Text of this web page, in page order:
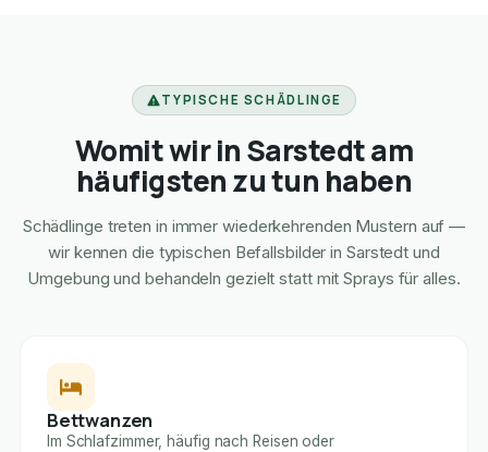
TYPISCHE SCHÄDLINGE
Womit wir in Sarstedt am
häufigsten zu tun haben
Schädlinge treten in immer wiederkehrenden Mustern auf —
wir kennen die typischen Befallsbilder in Sarstedt und
Umgebung und behandeln gezielt statt mit Sprays für alles.
Bettwanzen
Im Schlafzimmer, häufig nach Reisen oder